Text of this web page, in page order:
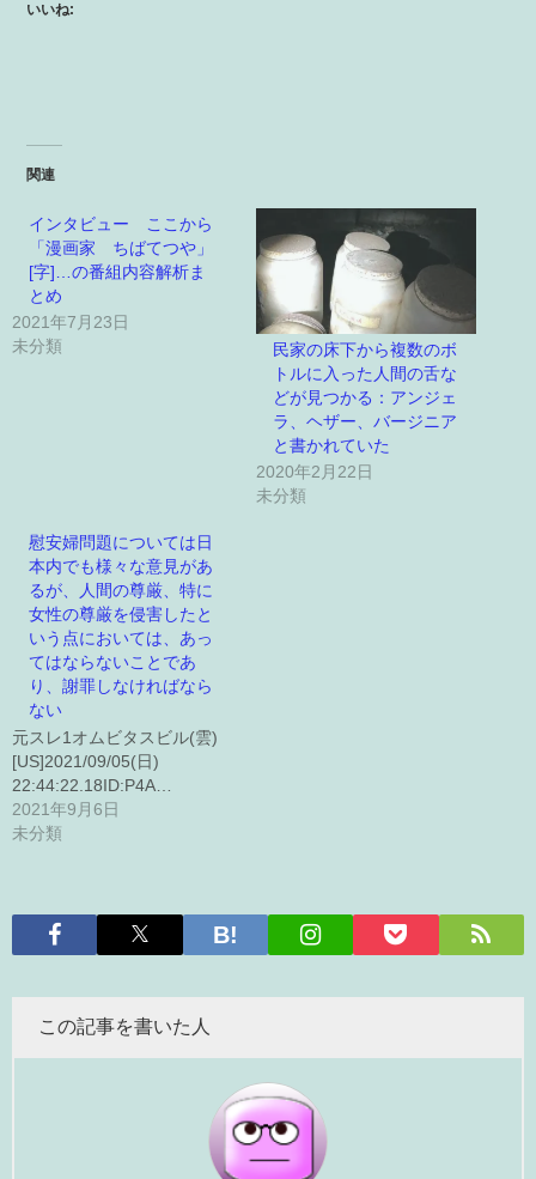
いいね:
関連
インタビュー ここから
「漫画家 ちばてつや」
[字]…の番組内容解析ま
とめ
2021年7月23日
未分類
民家の床下から複数のボ
トルに入った人間の舌な
どが見つかる：アンジェ
ラ、ヘザー、バージニア
と書かれていた
2020年2月22日
未分類
慰安婦問題については日
本内でも様々な意見があ
るが、人間の尊厳、特に
女性の尊厳を侵害したと
いう点においては、あっ
てはならないことであ
り、謝罪しなければなら
ない
元スレ1オムビタスビル(雲)
[US]2021/09/05(日)
22:44:22.18ID:P4A…
2021年9月6日
未分類
この記事を書いた人